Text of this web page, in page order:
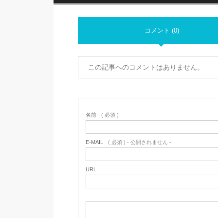
コメント (0)
この記事へのコメントはありません。
名前 ( 必須 )
E-MAIL ( 必須 ) - 公開されません -
URL